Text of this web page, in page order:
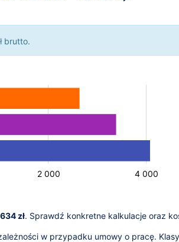
brutto.
2 000 4 000
zł. Sprawdź konkretne kalkulacje oraz
w przypadku umowy o pracę.